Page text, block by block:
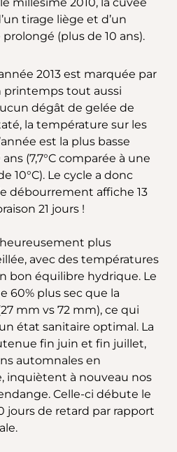
tirage liège et d’un
(plus de 10 ans).
2013 est marquée par
tout aussi
dégât de gelée de
la température sur les
est la plus basse
(7,7°C comparée à une
10°C). Le cycle a donc
débourrement affiche 13
21 jours !
plus
avec des températures
bon équilibre hydrique. Le
60% plus sec que la
mm vs 72 mm), ce qui
état sanitaire optimal. La
fin juin et fin juillet,
automnales en
inquiètent à nouveau nos
Celle-ci débute le
jours de retard par rapport